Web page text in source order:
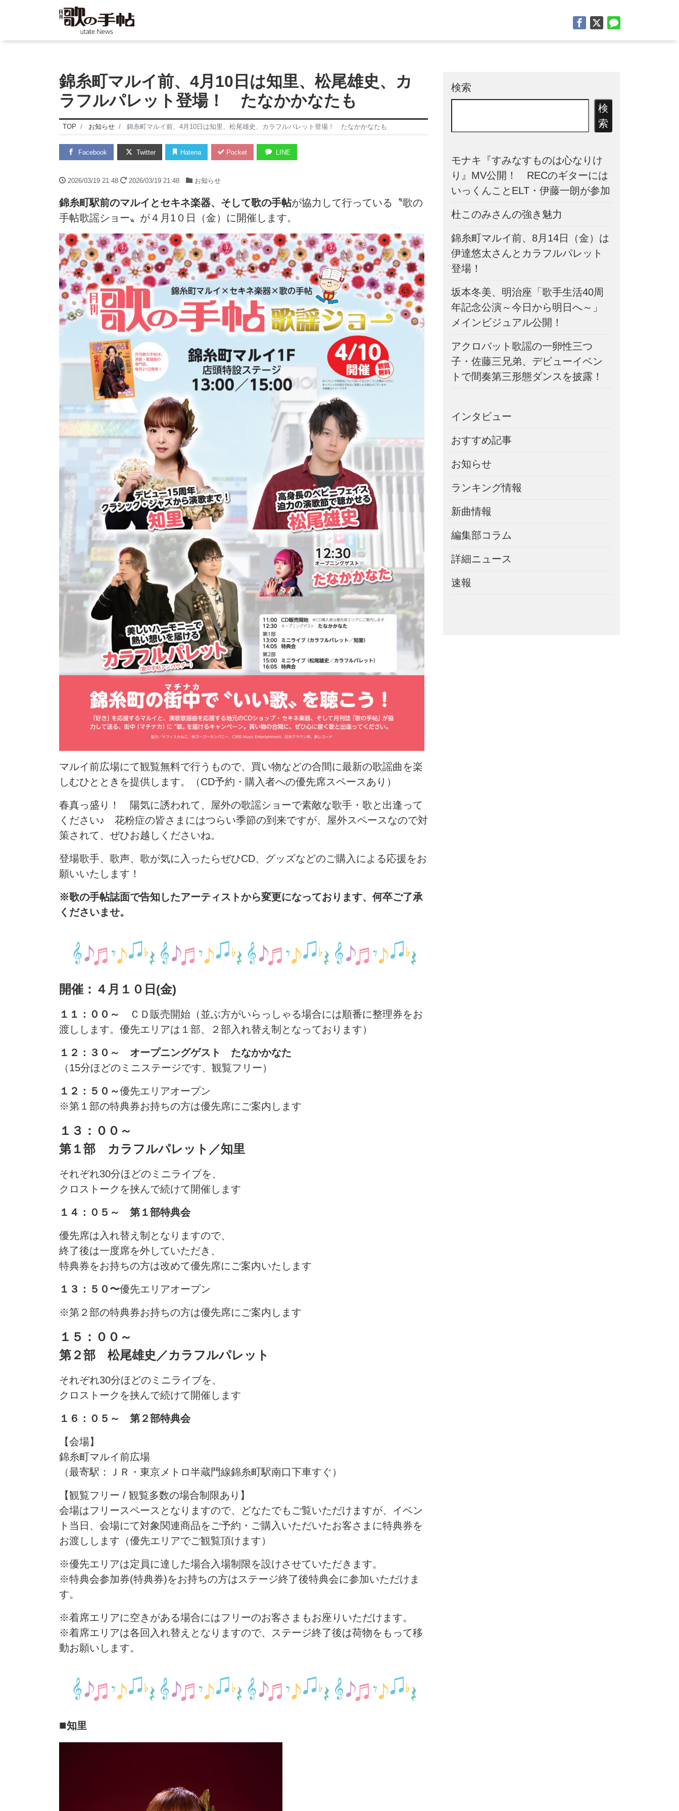
錦糸町マルイ前、4月10日は知里、松尾雄史、カ
ラフルパレット登場！ たなかかなたも
TOP お知らせ 錦糸町マルイ前、4月10日は知里、松尾雄史、カラフルパレット登場！ たなかかなたも
Facebook Twitter Hatena Pocket LINE
2026/03/19 21:48 2026/03/19 21:48 お知らせ
錦糸町駅前のマルイとセキネ楽器、そして歌の手帖が協力して行っている〝歌の
手帖歌謡ショー〟が４月1０日（金）に開催します。
マルイ前広場にて観覧無料で行うもので、買い物などの合間に最新の歌謡曲を楽
しむひとときを提供します。（CD予約・購入者への優先席スペースあり）
春真っ盛り！ 陽気に誘われて、屋外の歌謡ショーで素敵な歌手・歌と出逢って
ください♪ 花粉症の皆さまにはつらい季節の到来ですが、屋外スペースなので対
策されて、ぜひお越しくださいね。
登場歌手、歌声、歌が気に入ったらぜひCD、グッズなどのご購入による応援をお
願いいたします！
※歌の手帖誌面で告知したアーティストから変更になっております、何卒ご了承
くださいませ。
開催：４月１０日(金)
１１：００～
ＣＤ販売開始（並ぶ方がいらっしゃる場合には順番に整理券をお
渡しします。優先エリアは１部、２部入れ替え制となっております）
１２：３０～ オープニングゲスト たなかかなた
（15分ほどのミニステージです、観覧フリー）
１２：５０～優先エリアオープン
※第１部の特典券お持ちの方は優先席にご案内します
１３：００～
第１部 カラフルパレット／知里
それぞれ30分ほどのミニライブを、
クロストークを挟んで続けて開催します
１４：０５～ 第１部特典会
優先席は入れ替え制となりますので、
終了後は一度席を外していただき、
特典券をお持ちの方は改めて優先席にご案内いたします
１３：５０〜優先エリアオープン
※第２部の特典券お持ちの方は優先席にご案内します
１５：００～
第２部 松尾雄史／カラフルパレット
それぞれ30分ほどのミニライブを、
クロストークを挟んで続けて開催します
１６：０５～ 第２部特典会
【会場】
錦糸町マルイ前広場
（最寄駅：ＪＲ・東京メトロ半蔵門線錦糸町駅南口下車すぐ）
【観覧フリー / 観覧多数の場合制限あり】
会場はフリースペースとなりますので、どなたでもご覧いただけますが、イベン
ト当日、会場にて対象関連商品をご予約・ご購入いただいたお客さまに特典券を
お渡しします（優先エリアでご観覧頂けます）
※優先エリアは定員に達した場合入場制限を設けさせていただきます。
※特典会参加券(特典券)をお持ちの方はステージ終了後特典会に参加いただけま
す。
※着席エリアに空きがある場合にはフリーのお客さまもお座りいただけます。
※着席エリアは各回入れ替えとなりますので、ステージ終了後は荷物をもって移
動お願いします。
■知里
検索
検
索
モナキ『すみなすものは心なりけ
り』MV公開！ RECのギターには
いっくんことELT・伊藤一朗が参加
杜このみさんの強き魅力
錦糸町マルイ前、8月14日（金）は
伊達悠太さんとカラフルパレット
登場！
坂本冬美、明治座「歌手生活40周
年記念公演～今日から明日へ～」
メインビジュアル公開！
アクロバット歌謡の一卵性三つ
子・佐藤三兄弟、デビューイベン
トで間奏第三形態ダンスを披露！
インタビュー
おすすめ記事
お知らせ
ランキング情報
新曲情報
編集部コラム
詳細ニュース
速報